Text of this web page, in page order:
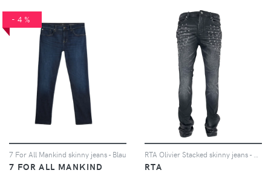
-4%
7 For All Mankind skinny jeans - Blau
7 FOR ALL MANKIND RTA